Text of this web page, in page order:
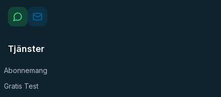
Tjänster
Abonnemang
Gratis Test